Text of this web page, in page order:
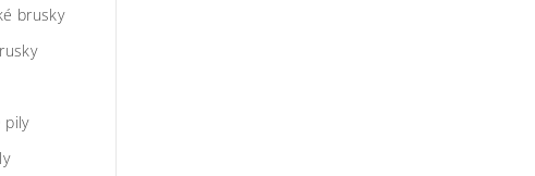
brusky
pily